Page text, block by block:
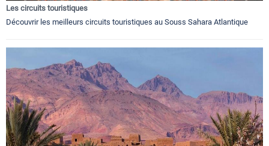
Les circuits touristiques
Découvrir les meilleurs circuits touristiques au Souss Sahara Atlantique